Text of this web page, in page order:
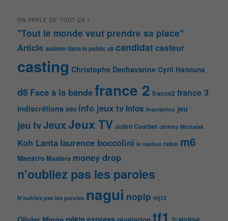
ON PARLE DE TOUT ÇA !
"Tout le monde veut prendre sa place"
Article assister dans le public c8 candidatcasteur
casting Christophe Dechavanne Cyril Hanouna
d8 Face à la bandefrance 2 france2 france 3
indiscrétions info info jeux tv Infos Inscription jeu
jeu tvJeuxJeux TV Julien Courbet Jérémy Michalak
Koh Lanta laurence boccolini le maillon faible m6
Maestro Masters money drop
n'oubliez pas les paroles
N'oubliez pas les paroles nagui noplp nrj12
tf1